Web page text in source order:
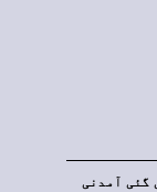
گئی آمدنی